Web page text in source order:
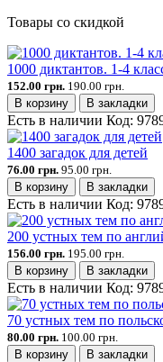
Товары со скидкой
1000 диктантов. 1-4
152.00 грн. 190.00 грн.
В корзину
В закладки
Есть в наличии Код:
1400 загадок для детей
76.00 грн. 95.00 грн.
В корзину
В закладки
Есть в наличии Код:
200 устных тем по
156.00 грн. 195.00 грн.
В корзину
В закладки
Есть в наличии Код:
70 устных тем по
80.00 грн. 100.00 грн.
В корзину
В закладки